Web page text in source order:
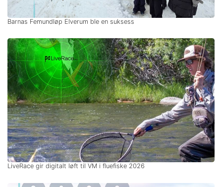
Barnas Femundløp Elverum ble en suksess
LiveRace gir digitalt løft til VM i fluefiske 2026